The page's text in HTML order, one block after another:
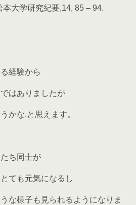
大学研究紀要,14, 85 – 94.
経験から
はありましたが
かな,と思えます。
ち同士が
ても元気になるし
な様子も見られるようになりま